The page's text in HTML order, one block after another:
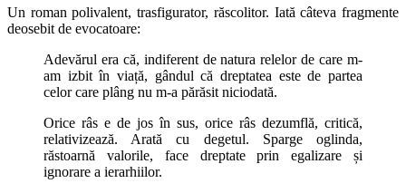
Un roman polivalent, trasfigurator, răscolitor. Iată câteva fragmente
deosebit de evocatoare:
Adevărul era că, indiferent de natura relelor de care m-
am izbit în viață, gândul că dreptatea este de partea
celor care plâng nu m-a părăsit niciodată.
Orice râs e de jos în sus, orice râs dezumflă, critică,
relativizează. Arată cu degetul. Sparge oglinda,
răstoarnă valorile, face dreptate prin egalizare și
ignorare a ierarhiilor.